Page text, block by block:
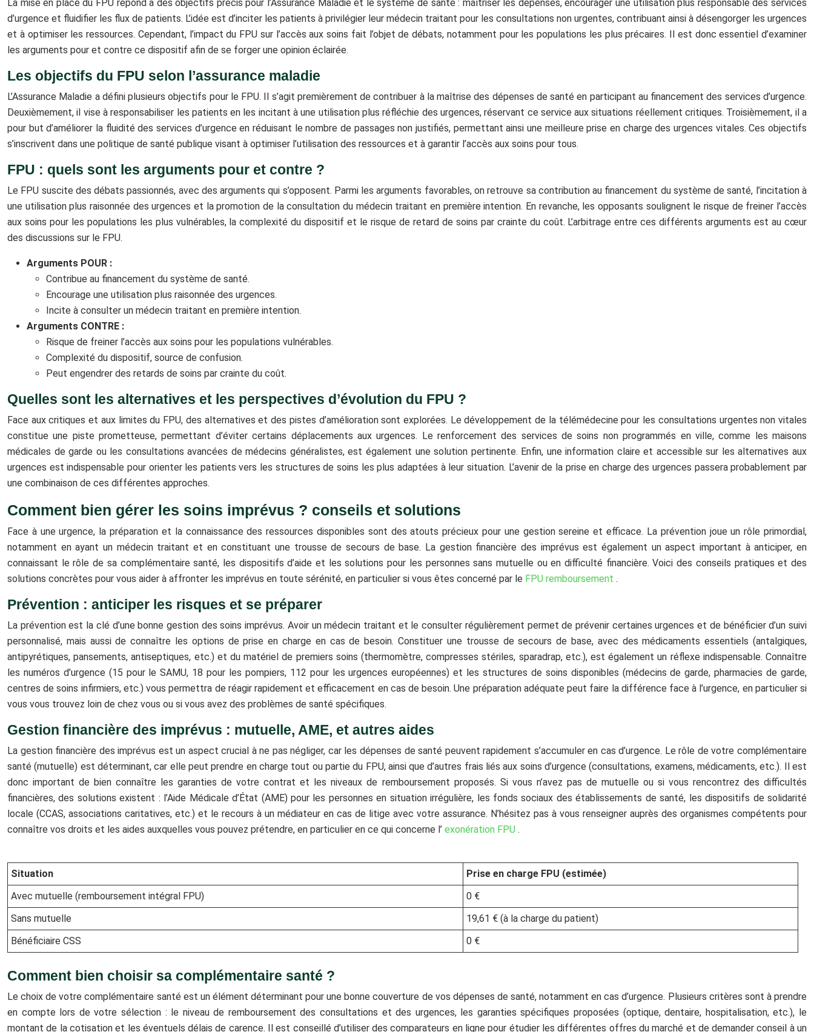
La mise en place du FPU répond à des objectifs précis pour l’Assurance Maladie et le système de santé : maîtriser les dépenses, encourager une utilisation plus responsable des services
d’urgence et fluidifier les flux de patients. L’idée est d’inciter les patients à privilégier leur médecin traitant pour les consultations non urgentes, contribuant ainsi à désengorger les urgences
et à optimiser les ressources. Cependant, l’impact du FPU sur l’accès aux soins fait l’objet de débats, notamment pour les populations les plus précaires. Il est donc essentiel d’examiner
les arguments pour et contre ce dispositif afin de se forger une opinion éclairée.
Les objectifs du FPU selon l’assurance maladie
L’Assurance Maladie a défini plusieurs objectifs pour le FPU. Il s’agit premièrement de contribuer à la maîtrise des dépenses de santé en participant au financement des services d’urgence.
Deuxièmement, il vise à responsabiliser les patients en les incitant à une utilisation plus réfléchie des urgences, réservant ce service aux situations réellement critiques. Troisièmement, il a
pour but d’améliorer la fluidité des services d’urgence en réduisant le nombre de passages non justifiés, permettant ainsi une meilleure prise en charge des urgences vitales. Ces objectifs
s’inscrivent dans une politique de santé publique visant à optimiser l’utilisation des ressources et à garantir l’accès aux soins pour tous.
FPU : quels sont les arguments pour et contre ?
Le FPU suscite des débats passionnés, avec des arguments qui s’opposent. Parmi les arguments favorables, on retrouve sa contribution au financement du système de santé, l’incitation à
une utilisation plus raisonnée des urgences et la promotion de la consultation du médecin traitant en première intention. En revanche, les opposants soulignent le risque de freiner l’accès
aux soins pour les populations les plus vulnérables, la complexité du dispositif et le risque de retard de soins par crainte du coût. L’arbitrage entre ces différents arguments est au cœur
des discussions sur le FPU.
Arguments POUR :
Contribue au financement du système de santé.
Encourage une utilisation plus raisonnée des urgences.
Incite à consulter un médecin traitant en première intention.
Arguments CONTRE :
Risque de freiner l’accès aux soins pour les populations vulnérables.
Complexité du dispositif, source de confusion.
Peut engendrer des retards de soins par crainte du coût.
Quelles sont les alternatives et les perspectives d’évolution du FPU ?
Face aux critiques et aux limites du FPU, des alternatives et des pistes d’amélioration sont explorées. Le développement de la télémédecine pour les consultations urgentes non vitales
constitue une piste prometteuse, permettant d’éviter certains déplacements aux urgences. Le renforcement des services de soins non programmés en ville, comme les maisons
médicales de garde ou les consultations avancées de médecins généralistes, est également une solution pertinente. Enfin, une information claire et accessible sur les alternatives aux
urgences est indispensable pour orienter les patients vers les structures de soins les plus adaptées à leur situation. L’avenir de la prise en charge des urgences passera probablement par
une combinaison de ces différentes approches.
Comment bien gérer les soins imprévus ? conseils et solutions
Face à une urgence, la préparation et la connaissance des ressources disponibles sont des atouts précieux pour une gestion sereine et efficace. La prévention joue un rôle primordial,
notamment en ayant un médecin traitant et en constituant une trousse de secours de base. La gestion financière des imprévus est également un aspect important à anticiper, en
connaissant le rôle de sa complémentaire santé, les dispositifs d’aide et les solutions pour les personnes sans mutuelle ou en difficulté financière. Voici des conseils pratiques et des
solutions concrètes pour vous aider à affronter les imprévus en toute sérénité, en particulier si vous êtes concerné par le FPU remboursement .
Prévention : anticiper les risques et se préparer
La prévention est la clé d’une bonne gestion des soins imprévus. Avoir un médecin traitant et le consulter régulièrement permet de prévenir certaines urgences et de bénéficier d’un suivi
personnalisé, mais aussi de connaître les options de prise en charge en cas de besoin. Constituer une trousse de secours de base, avec des médicaments essentiels (antalgiques,
antipyrétiques, pansements, antiseptiques, etc.) et du matériel de premiers soins (thermomètre, compresses stériles, sparadrap, etc.), est également un réflexe indispensable. Connaître
les numéros d’urgence (15 pour le SAMU, 18 pour les pompiers, 112 pour les urgences européennes) et les structures de soins disponibles (médecins de garde, pharmacies de garde,
centres de soins infirmiers, etc.) vous permettra de réagir rapidement et efficacement en cas de besoin. Une préparation adéquate peut faire la différence face à l’urgence, en particulier si
vous vous trouvez loin de chez vous ou si vous avez des problèmes de santé spécifiques.
Gestion financière des imprévus : mutuelle, AME, et autres aides
La gestion financière des imprévus est un aspect crucial à ne pas négliger, car les dépenses de santé peuvent rapidement s’accumuler en cas d’urgence. Le rôle de votre complémentaire
santé (mutuelle) est déterminant, car elle peut prendre en charge tout ou partie du FPU, ainsi que d’autres frais liés aux soins d’urgence (consultations, examens, médicaments, etc.). Il est
donc important de bien connaître les garanties de votre contrat et les niveaux de remboursement proposés. Si vous n’avez pas de mutuelle ou si vous rencontrez des difficultés
financières, des solutions existent : l’Aide Médicale d’État (AME) pour les personnes en situation irrégulière, les fonds sociaux des établissements de santé, les dispositifs de solidarité
locale (CCAS, associations caritatives, etc.) et le recours à un médiateur en cas de litige avec votre assurance. N’hésitez pas à vous renseigner auprès des organismes compétents pour
connaître vos droits et les aides auxquelles vous pouvez prétendre, en particulier en ce qui concerne l’ exonération FPU .
Situation
Prise en charge FPU (estimée)
Avec mutuelle (remboursement intégral FPU)
0 €
Sans mutuelle
19,61 € (à la charge du patient)
Bénéficiaire CSS
0 €
Comment bien choisir sa complémentaire santé ?
Le choix de votre complémentaire santé est un élément déterminant pour une bonne couverture de vos dépenses de santé, notamment en cas d’urgence. Plusieurs critères sont à prendre
en compte lors de votre sélection : le niveau de remboursement des consultations et des urgences, les garanties spécifiques proposées (optique, dentaire, hospitalisation, etc.), le
montant de la cotisation et les éventuels délais de carence. Il est conseillé d’utiliser des comparateurs en ligne pour étudier les différentes offres du marché et de demander conseil à un